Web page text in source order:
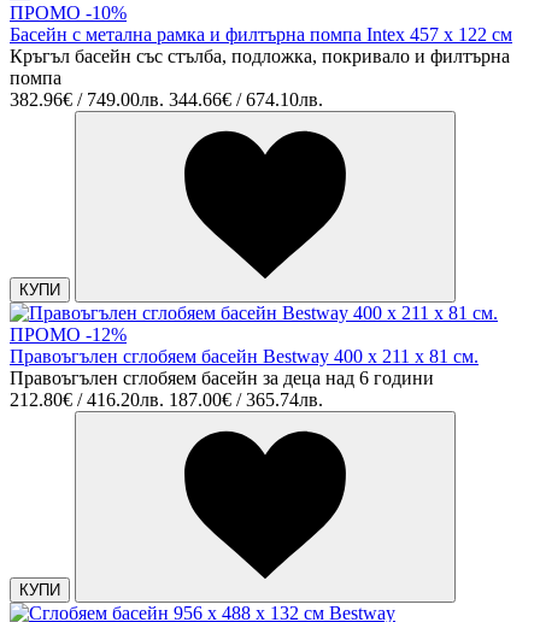
ПРОМО -10%
Басейн c метална рамка и филтърна помпа Intex 457 x 122 см
Кръгъл басейн със стълба, подложка, покривало и филтърна
помпа
382.96€ / 749.00лв. 344.66€ / 674.10лв.
КУПИ
ПРОМО -12%
Правоъгълен сглобяем басейн Bestway 400 х 211 х 81 см.
Правоъгълен сглобяем басейн за деца над 6 години
212.80€ / 416.20лв. 187.00€ / 365.74лв.
КУПИ